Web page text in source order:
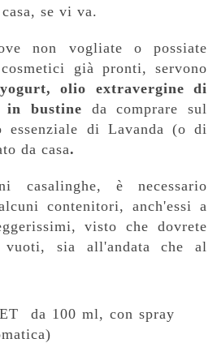
se vi va.
non vogliate o possiate
già pronti, servono
yogurt, olio extravergine di
in bustine da comprare sul
di Lavanda (o di
da casa.
casalinghe, è necessario
contenitori, anch'essi a
visto che dovrete
sia all'andata che al
da 100 ml, con spray